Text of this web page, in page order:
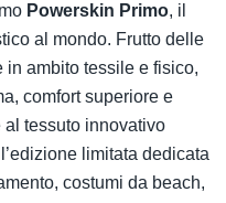
Powerskin Primo, il
al mondo. Frutto delle
ambito tessile e fisico,
comfort superiore e
tessuto innovativo
limitata dedicata
costumi da beach,